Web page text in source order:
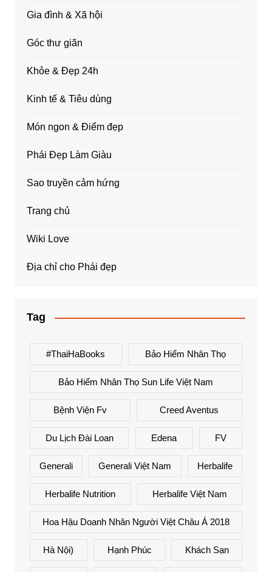
Gia đình & Xã hội
Góc thư giãn
Khỏe & Đẹp 24h
Kinh tế & Tiêu dùng
Món ngon & Điểm đẹp
Phái Đẹp Làm Giàu
Sao truyền cảm hứng
Trang chủ
Wiki Love
Địa chỉ cho Phái đẹp
Tag
#ThaiHaBooks Bảo Hiểm Nhân Thọ
Bảo Hiểm Nhân Thọ Sun Life Việt Nam
Bệnh Viện Fv Creed Aventus
Du Lịch Đài Loan Edena FV
Generali Generali Việt Nam Herbalife
Herbalife Nutrition Herbalife Việt Nam
Hoa Hậu Doanh Nhân Người Việt Châu Á 2018
Hà Nội) Hạnh Phúc Khách Sạn